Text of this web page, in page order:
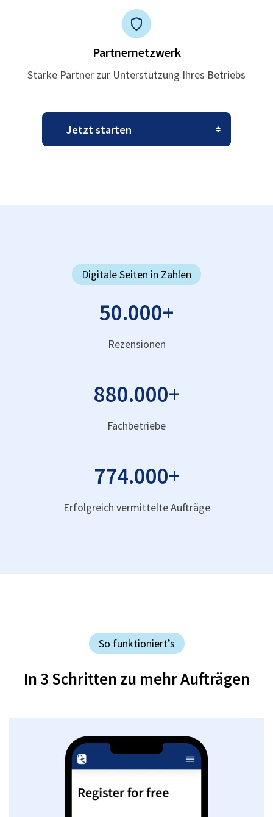
Partnernetzwerk
Starke Partner zur Unterstützung Ihres Betriebs
Digitale Seiten in Zahlen
50.000+
Rezensionen
880.000+
Fachbetriebe
774.000+
Erfolgreich vermittelte Aufträge
So funktioniert’s
In 3 Schritten zu mehr Aufträgen